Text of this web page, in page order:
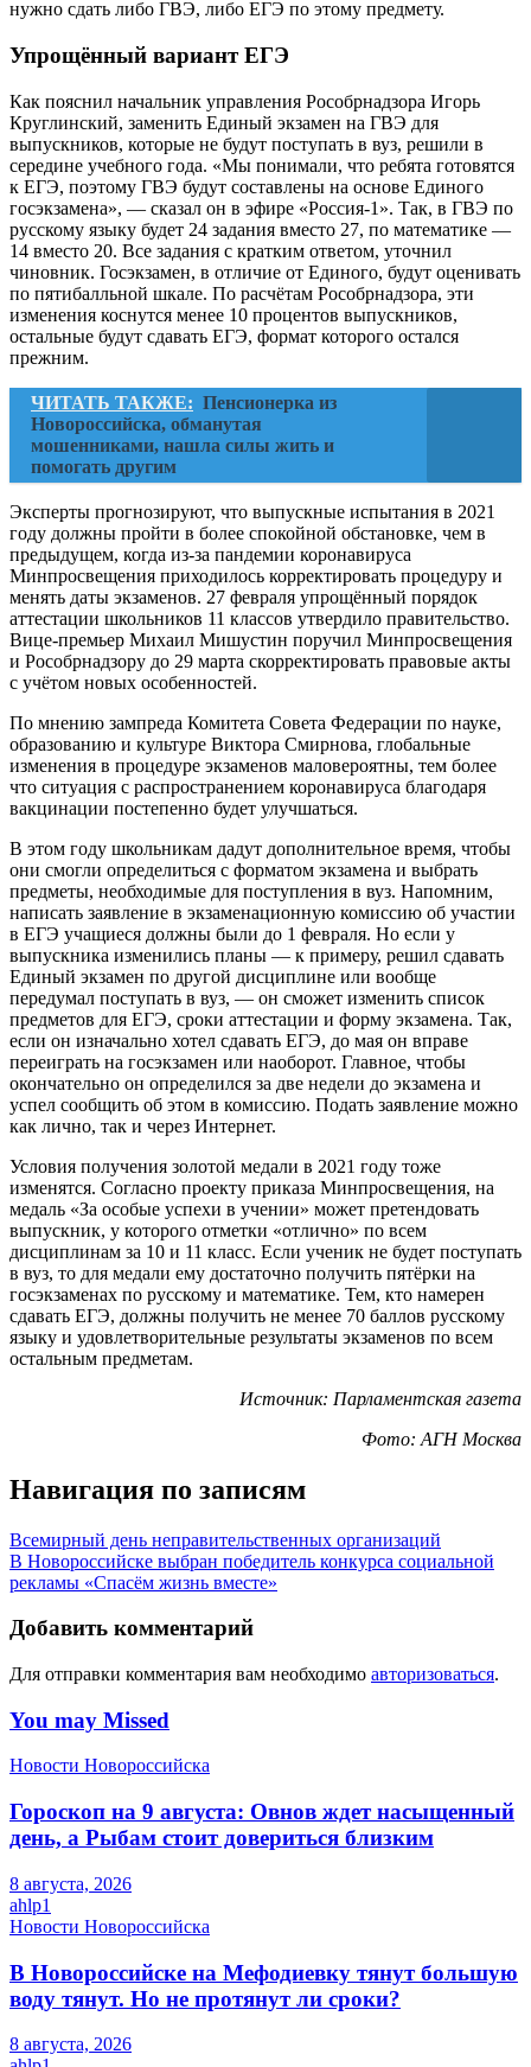
нужно сдать либо ГВЭ, либо ЕГЭ по этому предмету.
Упрощённый вариант ЕГЭ
Как пояснил начальник управления Рособрнадзора Игорь
Круглинский, заменить Единый экзамен на ГВЭ для
выпускников, которые не будут поступать в вуз, решили в
середине учебного года. «Мы понимали, что ребята готовятся
к ЕГЭ, поэтому ГВЭ будут составлены на основе Единого
госэкзамена», — сказал он в эфире «Россия-1». Так, в ГВЭ по
русскому языку будет 24 задания вместо 27, по математике —
14 вместо 20. Все задания с кратким ответом, уточнил
чиновник. Госэкзамен, в отличие от Единого, будут оценивать
по пятибалльной шкале. По расчётам Рособрнадзора, эти
изменения коснутся менее 10 процентов выпускников,
остальные будут сдавать ЕГЭ, формат которого остался
прежним.
ЧИТАТЬ ТАКЖЕ: Пенсионерка из
Новороссийска, обманутая
мошенниками, нашла силы жить и
помогать другим
Эксперты прогнозируют, что выпускные испытания в 2021
году должны пройти в более спокойной обстановке, чем в
предыдущем, когда из-за пандемии коронавируса
Минпросвещения приходилось корректировать процедуру и
менять даты экзаменов. 27 февраля упрощённый порядок
аттестации школьников 11 классов утвердило правительство.
Вице-премьер Михаил Мишустин поручил Минпросвещения
и Рособрнадзору до 29 марта скорректировать правовые акты
с учётом новых особенностей.
По мнению зампреда Комитета Совета Федерации по науке,
образованию и культуре Виктора Смирнова, глобальные
изменения в процедуре экзаменов маловероятны, тем более
что ситуация с распространением коронавируса благодаря
вакцинации постепенно будет улучшаться.
В этом году школьникам дадут дополнительное время, чтобы
они смогли определиться с форматом экзамена и выбрать
предметы, необходимые для поступления в вуз. Напомним,
написать заявление в экзаменационную комиссию об участии
в ЕГЭ учащиеся должны были до 1 февраля. Но если у
выпускника изменились планы — к примеру, решил сдавать
Единый экзамен по другой дисциплине или вообще
передумал поступать в вуз, — он сможет изменить список
предметов для ЕГЭ, сроки аттестации и форму экзамена. Так,
если он изначально хотел сдавать ЕГЭ, до мая он вправе
переиграть на госэкзамен или наоборот. Главное, чтобы
окончательно он определился за две недели до экзамена и
успел сообщить об этом в комиссию. Подать заявление можно
как лично, так и через Интернет.
Условия получения золотой медали в 2021 году тоже
изменятся. Согласно проекту приказа Минпросвещения, на
медаль «За особые успехи в учении» может претендовать
выпускник, у которого отметки «отлично» по всем
дисциплинам за 10 и 11 класс. Если ученик не будет поступать
в вуз, то для медали ему достаточно получить пятёрки на
госэкзаменах по русскому и математике. Тем, кто намерен
сдавать ЕГЭ, должны получить не менее 70 баллов русскому
языку и удовлетворительные результаты экзаменов по всем
остальным предметам.
Источник: Парламентская газета
Фото: АГН Москва
Навигация по записям
Всемирный день неправительственных организаций
В Новороссийске выбран победитель конкурса социальной
рекламы «Спасём жизнь вместе»
Добавить комментарий
Для отправки комментария вам необходимо авторизоваться.
You may Missed
Новости Новороссийска
Гороскоп на 9 августа: Овнов ждет насыщенный
день, а Рыбам стоит довериться близким
8 августа, 2026
ahlp1
Новости Новороссийска
В Новороссийске на Мефодиевку тянут большую
воду тянут. Но не протянут ли сроки?
8 августа, 2026